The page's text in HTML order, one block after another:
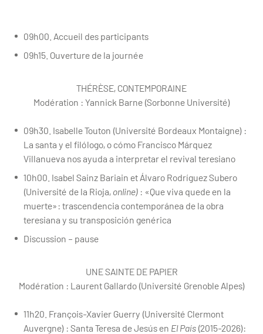
09h00. Accueil des participants
09h15. Ouverture de la journée
THÉRÈSE, CONTEMPORAINE
Modération : Yannick Barne (Sorbonne Université)
09h30. Isabelle Touton (Université Bordeaux Montaigne) :
La santa y el filólogo, o cómo Francisco Márquez
Villanueva nos ayuda a interpretar el revival teresiano
10h00. Isabel Sainz Bariain et Álvaro Rodríguez Subero
(Université de la Rioja, online) : «Que viva quede en la
muerte»: trascendencia contemporánea de la obra
teresiana y su transposición genérica
Discussion – pause
UNE SAINTE DE PAPIER
Modération : Laurent Gallardo (Université Grenoble Alpes)
11h20. François-Xavier Guerry (Université Clermont
Auvergne) : Santa Teresa de Jesús en El País (2015-2026):